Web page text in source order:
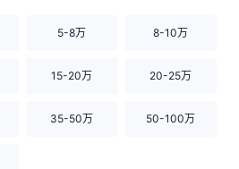
5-8万 8-10万
15-20万 20-25万
35-50万 50-100万